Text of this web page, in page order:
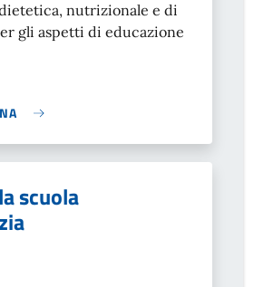
nutrizionale e di
gli aspetti di educazione
scuola